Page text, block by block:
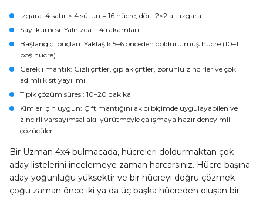
Izgara: 4 satır × 4 sütun = 16 hücre; dört 2×2 alt ızgara
Sayı kümesi: Yalnızca 1–4 rakamları
Başlangıç ipuçları: Yaklaşık 5–6 önceden doldurulmuş hücre (10–11
boş hücre)
Gerekli mantık: Gizli çiftler, çıplak çiftler, zorunlu zincirler ve çok
adımlı kısıt yayılımı
Tipik çözüm süresi: 10–20 dakika
Kimler için uygun: Çift mantığını akıcı biçimde uygulayabilen ve
zincirli varsayımsal akıl yürütmeyle çalışmaya hazır deneyimli
çözücüler
Bir Uzman 4x4 bulmacada, hücreleri doldurmaktan çok
aday listelerini incelemeye zaman harcarsınız. Hücre başına
aday yoğunluğu yüksektir ve bir hücreyi doğru çözmek
çoğu zaman önce iki ya da üç başka hücreden oluşan bir